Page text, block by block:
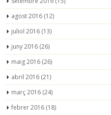
agost 2016 (12)
juliol 2016 (13)
juny 2016 (26)
maig 2016 (26)
abril 2016 (21)
març 2016 (24)
febrer 2016 (18)